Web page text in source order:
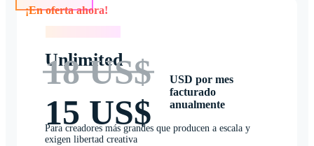
Unlimited
18 US$
15 US$
USD por mes
facturado
anualmente
Para creadores más grandes que producen a escala y
exigen libertad creativa